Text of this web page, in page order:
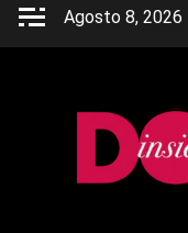
Skip
Agosto 8, 2026